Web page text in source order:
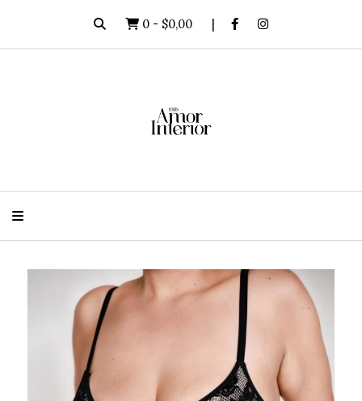
0 - $0,00